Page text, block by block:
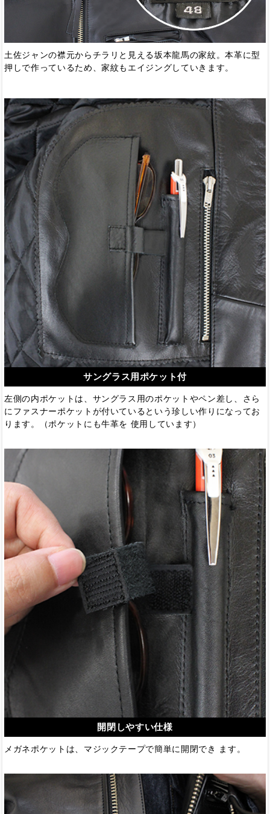
土佐ジャンの襟元からチラリと見える坂本龍馬の家紋。本革に型
押しで作っているため、家紋もエイジングしていきます。
サングラス用ポケット付
左側の内ポケットは、サングラス用のポケットやペン差し、さら
にファスナーポケットが付いているという珍しい作りになってお
ります。（ポケットにも牛革を 使用しています）
開閉しやすい仕様
メガネポケットは、マジックテープで簡単に開閉でき ます。